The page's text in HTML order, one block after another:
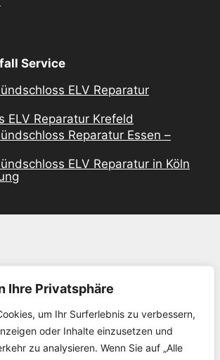
Ihre Privatsphäre
um Ihr Surferlebnis zu verbessern,
oder Inhalte einzusetzen und
zu analysieren. Wenn Sie auf „Alle
Service
ELV Reparatur
ELV Reparatur Krefeld
Reparatur Essen –
ELV Reparatur in Köln